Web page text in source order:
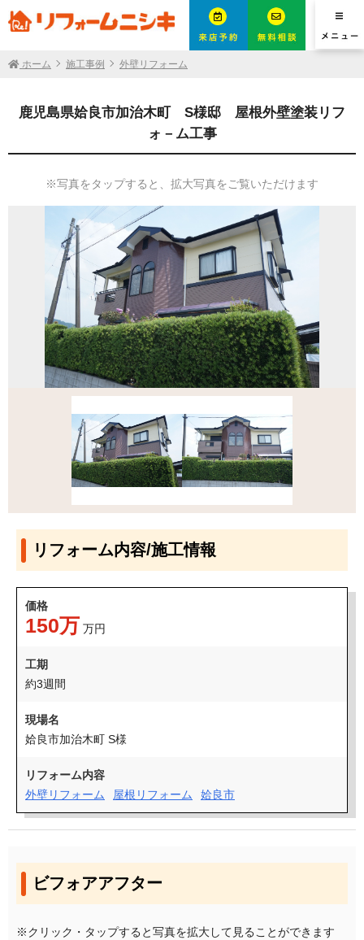
ホーム 施工事例 外壁リフォーム
鹿児島県姶良市加治木町 S様邸 屋根外壁塗装リフ
ォ－ム工事
※写真をタップすると、拡大写真をご覧いただけます
リフォーム内容/施工情報
価格
150万 万円
工期
約3週間
現場名
姶良市加治木町 S様
リフォーム内容
外壁リフォーム
屋根リフォーム 姶良市
ビフォアアフター
※クリック・タップすると写真を拡大して見ることができます